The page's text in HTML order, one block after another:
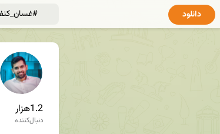
1.2هزار
دنبال‌کننده
دانلود